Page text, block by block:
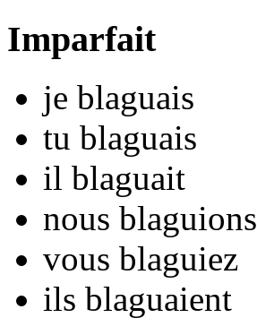
Imparfait
je blaguais
tu blaguais
il blaguait
nous blaguions
vous blaguiez
ils blaguaient